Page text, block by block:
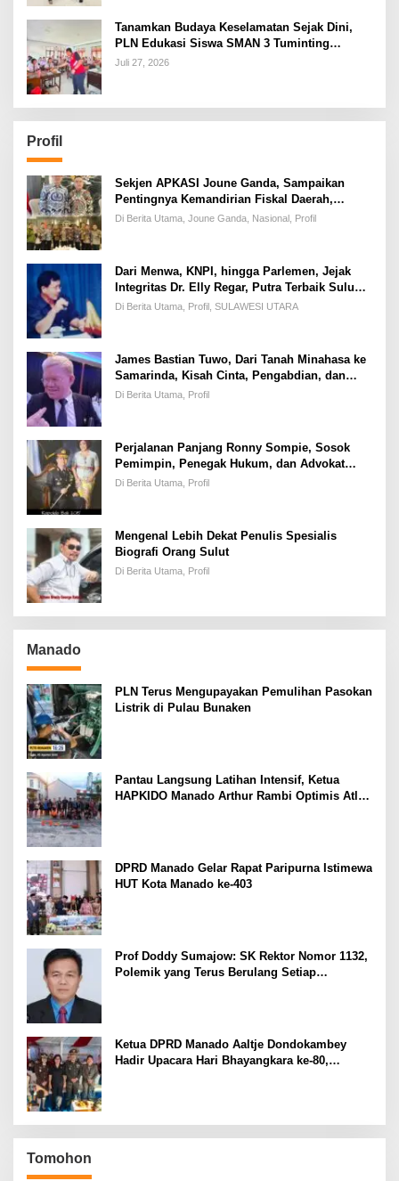
Tanamkan Budaya Keselamatan Sejak Dini,
PLN Edukasi Siswa SMAN 3 Tuminting
Manado Soal Bahaya Listrik
Juli 27, 2026
Profil
Sekjen APKASI Joune Ganda, Sampaikan
Pentingnya Kemandirian Fiskal Daerah,
Dihadapan Pimpinan DPR-RI
Di Berita Utama, Joune Ganda, Nasional, Profil
Dari Menwa, KNPI, hingga Parlemen, Jejak
Integritas Dr. Elly Regar, Putra Terbaik Suluun
yang Disegani Lintas Generasi
Di Berita Utama, Profil, SULAWESI UTARA
James Bastian Tuwo, Dari Tanah Minahasa ke
Samarinda, Kisah Cinta, Pengabdian, dan
Kesuksesan
Di Berita Utama, Profil
Perjalanan Panjang Ronny Sompie, Sosok
Pemimpin, Penegak Hukum, dan Advokat
Keadilan
Di Berita Utama, Profil
Mengenal Lebih Dekat Penulis Spesialis
Biografi Orang Sulut
Di Berita Utama, Profil
Manado
PLN Terus Mengupayakan Pemulihan Pasokan
Listrik di Pulau Bunaken
Pantau Langsung Latihan Intensif, Ketua
HAPKIDO Manado Arthur Rambi Optimis Atlet
DPRD Manado Gelar Rapat Paripurna Istimewa
HUT Kota Manado ke-403
Prof Doddy Sumajow: SK Rektor Nomor 1132,
Polemik yang Terus Berulang Setiap
Ketua DPRD Manado Aaltje Dondokambey
Hadir Upacara Hari Bhayangkara ke-80,
Tomohon